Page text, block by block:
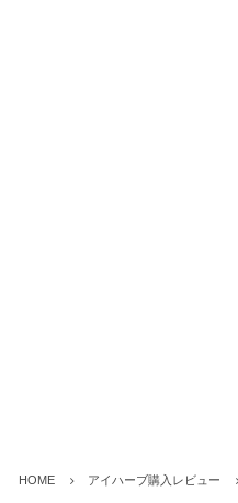
HOME アイハーブ購入レビュー